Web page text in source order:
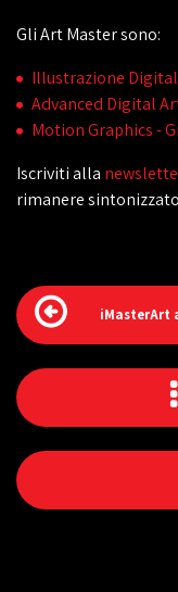
Gli Art Master sono:
Illustrazione
Advanced Digital
Motion Graphics -
Iscriviti alla
rimanere
iMasterArt